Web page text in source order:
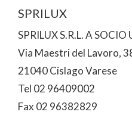
SPRILUX
SPRILUX S.R.L. A SOCIO
Via Maestri del Lavoro,
21040 Cislago Varese
Tel 02 96409002
Fax 02 96382829